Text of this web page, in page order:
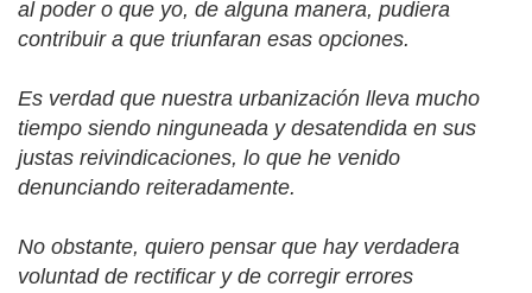
al poder o que yo, de alguna manera, pudiera
contribuir a que triunfaran esas opciones.
Es verdad que nuestra urbanización lleva mucho
tiempo siendo ninguneada y desatendida en sus
justas reivindicaciones, lo que he venido
denunciando reiteradamente.
No obstante, quiero pensar que hay verdadera
voluntad de rectificar y de corregir errores